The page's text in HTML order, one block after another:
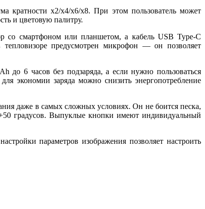
кратности x2/x4/x6/x8. При этом пользователь может
и цветовую палитру.
со смартфоном или планшетом, а кабель USB Type-C
предусмотрен микрофон — он позволяет
до 6 часов без подзаряда, а если нужно пользоваться
экономии заряда можно снизить энергопотребление
даже в самых сложных условиях. Он не боится песка,
градусов. Выпуклые кнопки имеют индивидуальный
параметров изображения позволяет настроить